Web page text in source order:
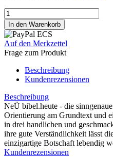
Auf den Merkzettel
Frage zum Produkt
Beschreibung
Kundenrezensionen
Beschreibung
NeÜ bibel.heute - die
Orientierung am Grundtext und
in drei handlichen und
ihre gute Verständlichkeit lässt
einzigartige Botschaft lebendig
Kundenrezensionen